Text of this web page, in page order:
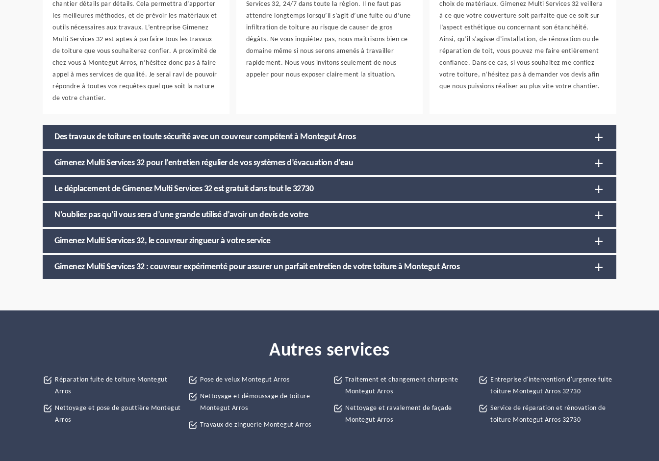
chantier détails par détails. Cela permettra d’apporter
les meilleures méthodes, et de prévoir les matériaux et
outils nécessaires aux travaux. L’entreprise Gimenez
Multi Services 32 est aptes à parfaire tous les travaux
de toiture que vous souhaiterez confier. A proximité de
chez vous à Montegut Arros, n’hésitez donc pas à faire
appel à mes services de qualité. Je serai ravi de pouvoir
répondre à toutes vos requêtes quel que soit la nature
de votre chantier.
Services 32, 24/7 dans toute la région. Il ne faut pas
attendre longtemps lorsqu’il s’agit d’une fuite ou d’une
infiltration de toiture au risque de causer de gros
dégâts. Ne vous inquiétez pas, nous maitrisons bien ce
domaine même si nous serons amenés à travailler
rapidement. Nous vous invitons seulement de nous
appeler pour nous exposer clairement la situation.
choix de matériaux. Gimenez Multi Services 32 veillera
à ce que votre couverture soit parfaite que ce soit sur
l’aspect esthétique ou concernant son étanchéité.
Ainsi, qu’il s’agisse d’installation, de rénovation ou de
réparation de toit, vous pouvez me faire entièrement
confiance. Dans ce cas, si vous souhaitez me confiez
votre toiture, n’hésitez pas à demander vos devis afin
que nous puissions réaliser au plus vite votre chantier.
Des travaux de toiture en toute sécurité avec un couvreur compétent à Montegut Arros
Gimenez Multi Services 32 pour l’entretien régulier de vos systèmes d’évacuation d’eau
Le déplacement de Gimenez Multi Services 32 est gratuit dans tout le 32730
N’oubliez pas qu’il vous sera d’une grande utilisé d’avoir un devis de votre
Gimenez Multi Services 32, le couvreur zingueur à votre service
Gimenez Multi Services 32 : couvreur expérimenté pour assurer un parfait entretien de votre toiture à Montegut Arros
Autres services
Réparation fuite de toiture Montegut
Arros
Nettoyage et pose de gouttière Montegut
Arros
Pose de velux Montegut Arros
Nettoyage et démoussage de toiture
Montegut Arros
Travaux de zinguerie Montegut Arros
Traitement et changement charpente
Montegut Arros
Nettoyage et ravalement de façade
Montegut Arros
Entreprise d'intervention d'urgence fuite
toiture Montegut Arros 32730
Service de réparation et rénovation de
toiture Montegut Arros 32730